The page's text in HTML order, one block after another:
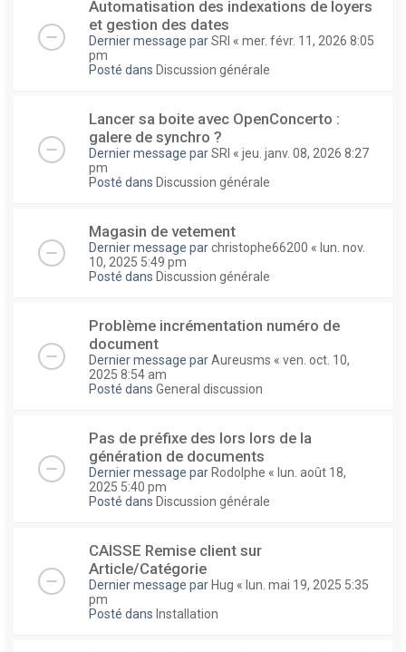
Automatisation des indexations de loyers
et gestion des dates
Dernier message parSRI « mer. févr. 11, 2026 8:05
pm
Posté dans Discussion générale
Lancer sa boite avec OpenConcerto :
galere de synchro ?
Dernier message parSRI « jeu. janv. 08, 2026 8:27
pm
Posté dans Discussion générale
Magasin de vetement
Dernier message parchristophe66200 « lun. nov.
10, 2025 5:49 pm
Posté dans Discussion générale
Problème incrémentation numéro de
document
Dernier message parAureusms « ven. oct. 10,
2025 8:54 am
Posté dans General discussion
Pas de préfixe des lors lors de la
génération de documents
Dernier message par Rodolphe « lun. août 18,
2025 5:40 pm
Posté dans Discussion générale
CAISSE Remise client sur
Article/Catégorie
Dernier message par Hug « lun. mai 19, 2025 5:35
pm
Posté dans Installation